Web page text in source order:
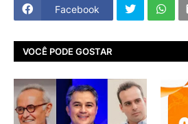
Facebook
VOCÊ PODE GOSTAR